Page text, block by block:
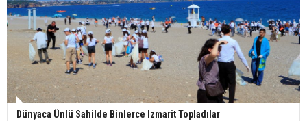
Dünyaca Ünlü Sahilde Binlerce Izmarit Topladılar